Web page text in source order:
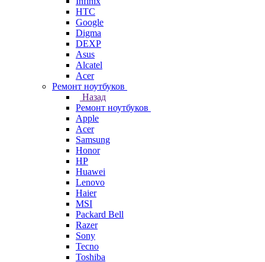
HTC
Google
Digma
DEXP
Asus
Alcatel
Acer
Ремонт ноутбуков
Назад
Ремонт ноутбуков
Apple
Acer
Samsung
Honor
HP
Huawei
Lenovo
Haier
MSI
Packard Bell
Razer
Sony
Tecno
Toshiba